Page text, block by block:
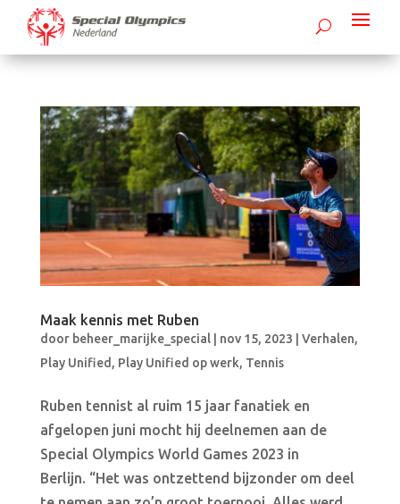
Maak kennis met Ruben
door beheer_marijke_special| nov 15, 2023 Verhalen,
Play Unified, Play Unified op werk, Tennis
Ruben tennist al ruim 15 jaar fanatiek en
afgelopen juni mocht hij deelnemen aan de
Special Olympics World Games 2023 in
Berlijn. “Het was ontzettend bijzonder om deel